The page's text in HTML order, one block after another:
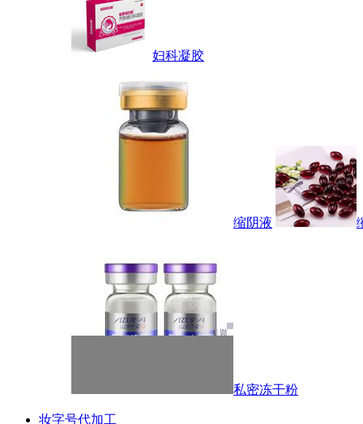
妇科凝胶
缩阴液
私密冻干粉
妆字号代加工